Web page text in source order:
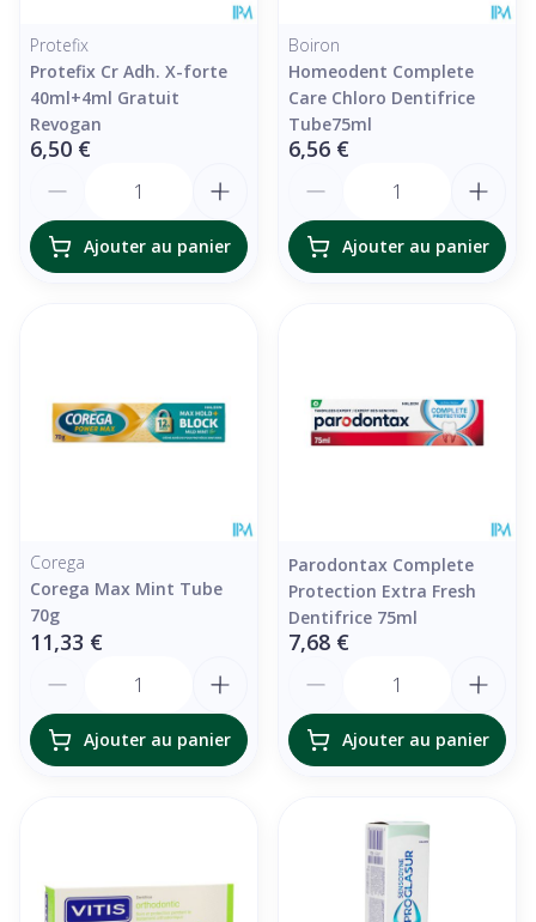
Protefix
Protefix Cr Adh. X-forte
40ml+4ml Gratuit
Revogan
6,50 €
Ajouter au panier
Boiron
Homeodent Complete
Care Chloro Dentifrice
Tube75ml
6,56 €
Ajouter au panier
Corega
Corega Max Mint Tube
70g
11,33 €
Ajouter au panier
Parodontax Complete
Protection Extra Fresh
Dentifrice 75ml
7,68 €
Ajouter au panier